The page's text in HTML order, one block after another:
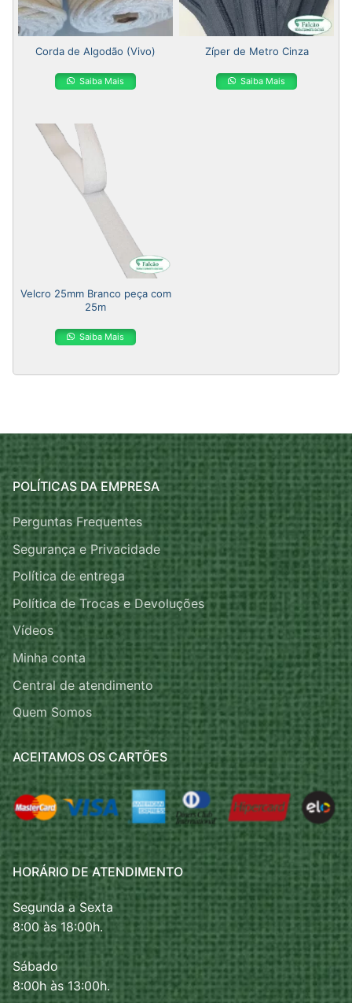
Corda de Algodão (Vivo)
Saiba Mais
Zíper de Metro Cinza
Saiba Mais
Velcro 25mm Branco peça com
25m
Saiba Mais
POLÍTICAS DA EMPRESA
Perguntas Frequentes
Segurança e Privacidade
Política de entrega
Política de Trocas e Devoluções
Vídeos
Minha conta
Central de atendimento
Quem Somos
ACEITAMOS OS CARTÕES
HORÁRIO DE ATENDIMENTO
Segunda a Sexta
8:00 às 18:00h.
Sábado
8:00h às 13:00h.